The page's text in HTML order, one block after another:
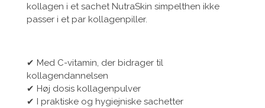
kollagen i et sachet NutraSkin simpelthen ikke
passer i et par kollagenpiller.
✔ Med C-vitamin, der bidrager til
kollagendannelsen
✔ Høj dosis kollagenpulver
✔ I praktiske og hygiejniske sachetter